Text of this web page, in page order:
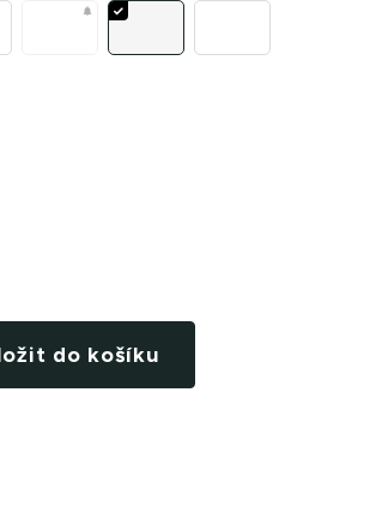
do košíku